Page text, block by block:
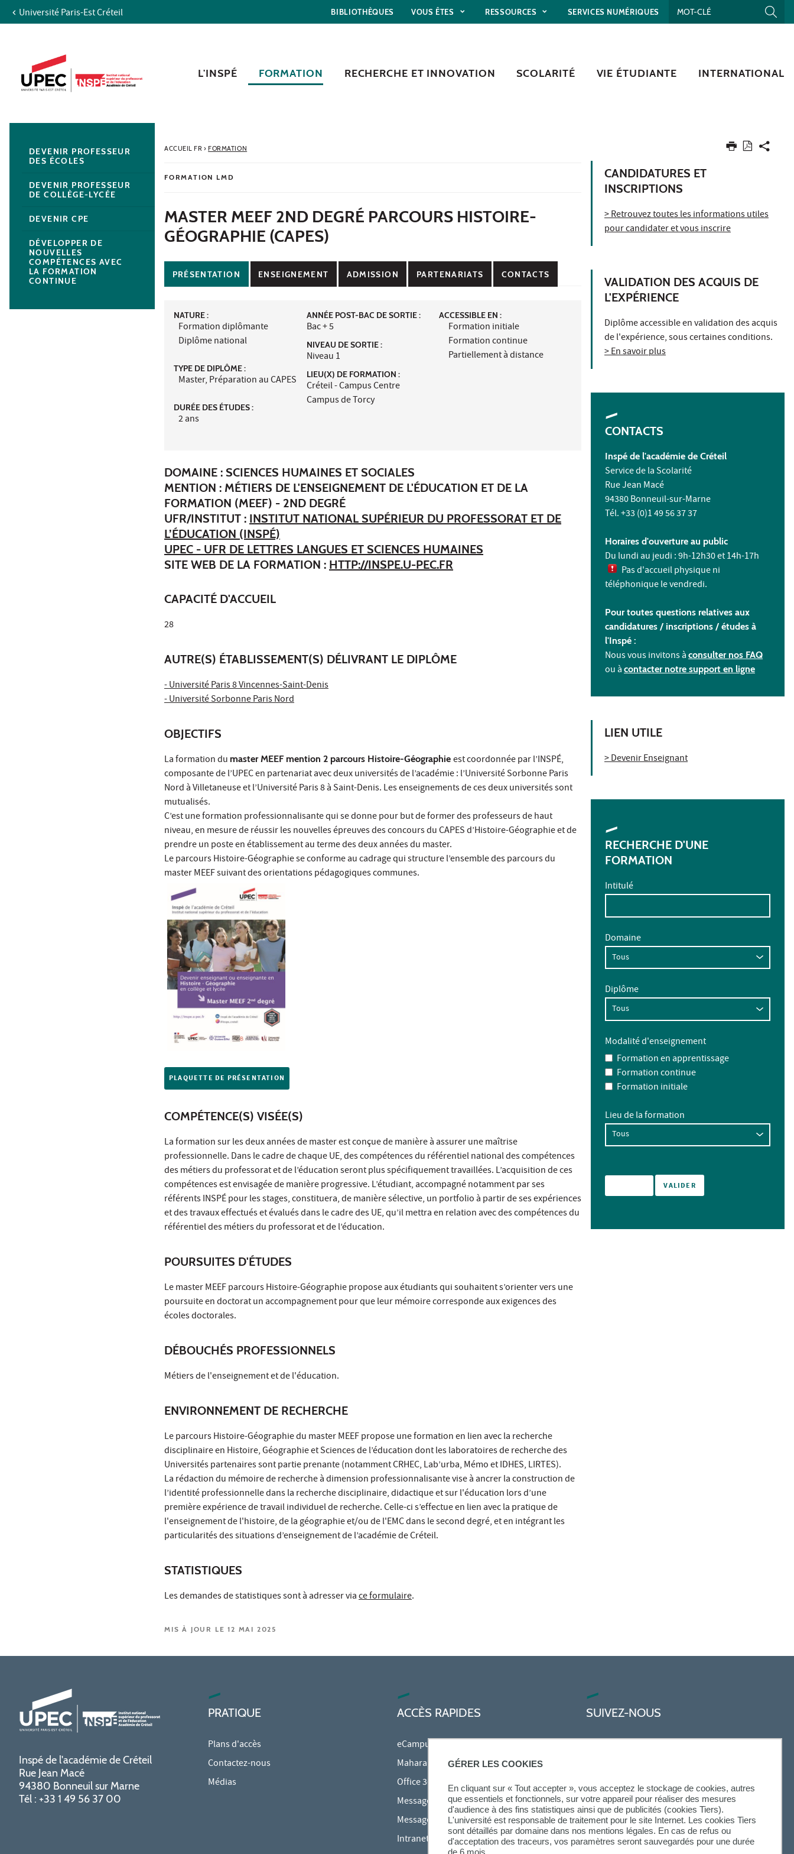
GÉRER LES COOKIES
En cliquant sur « Tout accepter », vous acceptez le stockage de cookies, autres
que essentiels et fonctionnels, sur votre appareil pour réaliser des mesures
d'audience à des fins statistiques ainsi que de publicités (cookies Tiers).
L'université est responsable de traitement pour le site Internet. Les cookies Tiers
sont détaillés par domaine dans nos mentions légales. En cas de refus ou
d'acceptation des traceurs, vos paramètres seront sauvegardés pour une durée
de 6 mois.
Aller au contenu
Recherche
Navigation secondaire
Université Paris-Est Créteil BIBLIOTHÈQUES VOUS ÊTES RESSOURCES SERVICES NUMÉRIQUES
L'INSPÉ FORMATION RECHERCHE ET INNOVATION SCOLARITÉ VIE ÉTUDIANTE INTERNATIONAL
ACCUEIL FR› FORMATION
FORMATION LMD
MASTER MEEF 2ND DEGRÉ PARCOURS HISTOIRE-
GÉOGRAPHIE (CAPES)
PRÉSENTATION ENSEIGNEMENT ADMISSION PARTENARIATS CONTACTS
NATURE :
Formation diplômante
Diplôme national
TYPE DE DIPLÔME :
Master, Préparation au CAPES
DURÉE DES ÉTUDES :
2 ans
ANNÉE POST-BAC DE SORTIE :
Bac + 5
NIVEAU DE SORTIE :
Niveau 1
LIEU(X) DE FORMATION :
Créteil - Campus Centre
Campus de Torcy
ACCESSIBLE EN :
Formation initiale
Formation continue
Partiellement à distance
DOMAINE : SCIENCES HUMAINES ET SOCIALES
MENTION : MÉTIERS DE L'ENSEIGNEMENT DE L'ÉDUCATION ET DE LA
FORMATION (MEEF) - 2ND DEGRÉ
UFR/INSTITUT : INSTITUT NATIONAL SUPÉRIEUR DU PROFESSORAT ET DE
L’ÉDUCATION (INSPÉ)
UPEC - UFR DE LETTRES LANGUES ET SCIENCES HUMAINES
SITE WEB DE LA FORMATION : HTTP://INSPE.U-PEC.FR
CAPACITÉ D'ACCUEIL
28
AUTRE(S) ÉTABLISSEMENT(S) DÉLIVRANT LE DIPLÔME
- Université Paris 8 Vincennes-Saint-Denis
- Université Sorbonne Paris Nord
OBJECTIFS
La formation du master MEEF mention 2 parcours Histoire-Géographie est coordonnée par l’INSPÉ,
composante de l’UPEC en partenariat avec deux universités de l’académie : l’Université Sorbonne Paris
Nord à Villetaneuse et l’Université Paris 8 à Saint-Denis. Les enseignements de ces deux universités sont
mutualisés.
C’est une formation professionnalisante qui se donne pour but de former des professeurs de haut
niveau, en mesure de réussir les nouvelles épreuves des concours du CAPES d’Histoire-Géographie et de
prendre un poste en établissement au terme des deux années du master.
Le parcours Histoire-Géographie se conforme au cadrage qui structure l’ensemble des parcours du
master MEEF suivant des orientations pédagogiques communes.
PLAQUETTE DE PRÉSENTATION
COMPÉTENCE(S) VISÉE(S)
La formation sur les deux années de master est conçue de manière à assurer une maîtrise
professionnelle. Dans le cadre de chaque UE, des compétences du référentiel national des compétences
des métiers du professorat et de l’éducation seront plus spécifiquement travaillées. L’acquisition de ces
compétences est envisagée de manière progressive. L’étudiant, accompagné notamment par ses
référents INSPÉ pour les stages, constituera, de manière sélective, un portfolio à partir de ses expériences
et des travaux effectués et évalués dans le cadre des UE, qu’il mettra en relation avec des compétences du
référentiel des métiers du professorat et de l’éducation.
POURSUITES D'ÉTUDES
Le master MEEF parcours Histoire-Géographie propose aux étudiants qui souhaitent s’orienter vers une
poursuite en doctorat un accompagnement pour que leur mémoire corresponde aux exigences des
écoles doctorales.
DÉBOUCHÉS PROFESSIONNELS
Métiers de l'enseignement et de l'éducation.
ENVIRONNEMENT DE RECHERCHE
Le parcours Histoire-Géographie du master MEEF propose une formation en lien avec la recherche
disciplinaire en Histoire, Géographie et Sciences de l’éducation dont les laboratoires de recherche des
Universités partenaires sont partie prenante (notamment CRHEC, Lab’urba, Mémo et IDHES, LIRTES).
La rédaction du mémoire de recherche à dimension professionnalisante vise à ancrer la construction de
l’identité professionnelle dans la recherche disciplinaire, didactique et sur l'éducation lors d’une
première expérience de travail individuel de recherche. Celle-ci s’effectue en lien avec la pratique de
l'enseignement de l'histoire, de la géographie et/ou de l'EMC dans le second degré, et en intégrant les
particularités des situations d’enseignement de l’académie de Créteil.
STATISTIQUES
Les demandes de statistiques sont à adresser viace formulaire.
MIS À JOUR LE 12 MAI 2025
CANDIDATURES ET
INSCRIPTIONS
> Retrouvez toutes les informations utiles
pour candidater et vous inscrire
VALIDATION DES ACQUIS DE
L'EXPÉRIENCE
Diplôme accessible en validation des acquis
de l'expérience, sous certaines conditions.
> En savoir plus
CONTACTS
Inspé de l'académie de Créteil
Service de la Scolarité
Rue Jean Macé
94380 Bonneuil-sur-Marne
Tél. +33 (0)1 49 56 37 37
Horaires d'ouverture au public
Du lundi au jeudi : 9h-12h30 et 14h-17h
Pas d'accueil physique ni
téléphonique le vendredi.
Pour toutes questions relatives aux
candidatures / inscriptions / études à
l'Inspé :
Nous vous invitons à consulter nos FAQ
ou à contacter notre support en ligne
LIEN UTILE
> Devenir Enseignant
RECHERCHE D'UNE
FORMATION
Intitulé
Domaine
Diplôme
Modalité d'enseignement
Formation en apprentissage
Formation continue
Formation initiale
Lieu de la formation
DEVENIR PROFESSEUR
DES ÉCOLES
DEVENIR PROFESSEUR
DE COLLÈGE-LYCÉE
DEVENIR CPE
DÉVELOPPER DE
NOUVELLES
COMPÉTENCES AVEC
LA FORMATION
CONTINUE
Inspé de l'académie de Créteil
Rue Jean Macé
94380 Bonneuil sur Marne
Tél : +33 1 49 56 37 00
PRATIQUE
Plans d'accès
Contactez-nous
Médias
ACCÈS RAPIDES
eCampus
Mahara
Office 365
Messagerie des étudiants
Messagerie des personnels
Intranet Inspé
SUIVEZ-NOUS